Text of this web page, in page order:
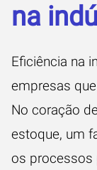
na
Eficiência na
empresas
No coração
estoque, um
os processos